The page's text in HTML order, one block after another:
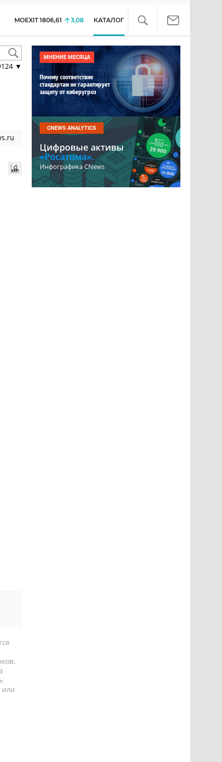
MOEXIT 1806,61 3,08 КАТАЛОГ
▼
или
МНЕНИЕ МЕСЯЦА
Почему соответствие
стандартам не гарантирует
защиту от киберугроз
CNEWS ANALYTICS
Цифровые активы
«Росатома».
Инфографика CNews